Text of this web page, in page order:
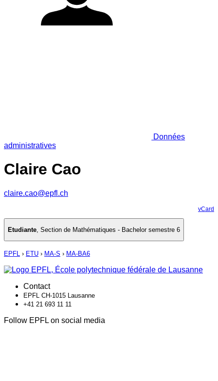
Données
administratives
Claire Cao
claire.cao@epfl.ch
vCard
Etudiante, Section de Mathématiques - Bachelor semestre 6
EPFL › ETU › MA-S › MA-BA6
Contact
EPFL CH-1015 Lausanne
+41 21 693 11 11
Follow EPFL on social media